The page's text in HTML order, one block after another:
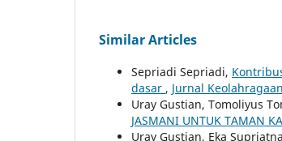
Similar Articles
Sepriadi Sepriadi,
dasar , Jurnal
Uray Gustian, Tomoliyus
JASMANI UNTUK TAMAN
Uray Gustian, Eka